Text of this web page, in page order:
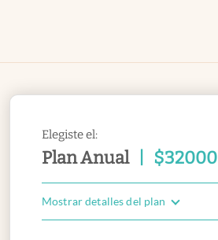
Elegiste el:
Plan Anual $32000
Mostrar detalles del plan